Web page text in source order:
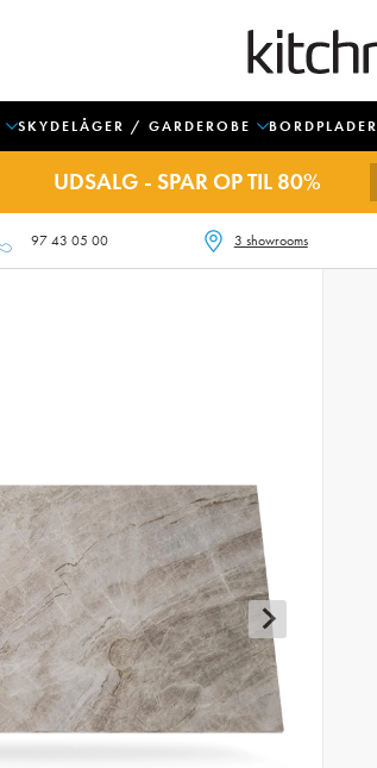
SKYDELÅGER / GARDEROBE BORDPLADER
UDSALG - SPAR OP TIL 80%
97 43 05 00 3 showrooms